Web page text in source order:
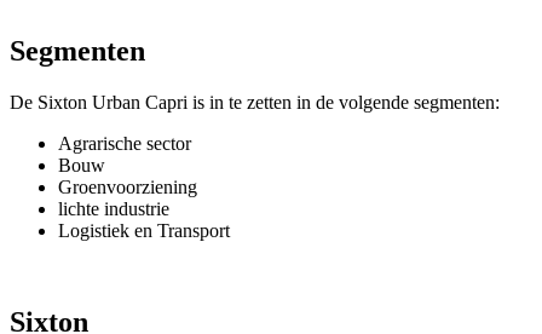
Segmenten
De Sixton Urban Capri is in te zetten in de volgende segmenten:
Agrarische sector
Bouw
Groenvoorziening
lichte industrie
Logistiek en Transport
Sixton